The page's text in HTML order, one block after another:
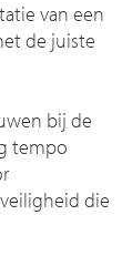
van een
de juiste
bij de
tempo
die